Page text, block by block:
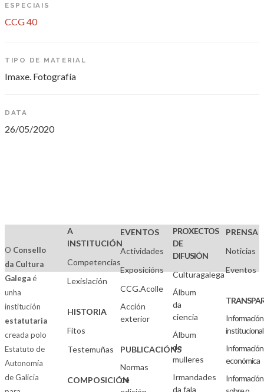
ESPECIAIS
CCG 40
TIPO DE MATERIAL
Imaxe. Fotografía
DATA
26/05/2020
O Consello
da Cultura
Galegaé
unha
institución
estatutaria
creada polo
Estatuto de
Autonomía
de Galicia
A
INSTITUCIÓN
Competencias
Lexislación
HISTORIA
Fitos
Testemuñas
COMPOSICIÓN
EVENTOS
Actividades
Exposicións
CCG.Acolle
Acción
exterior
PUBLICACIÓNS
Normas
de
PROXECTOS
DE
DIFUSIÓN
Culturagalega
Álbum
da
ciencia
Álbum
de
mulleres
Irmandades
da fala
PRENSA
Noticias
Eventos
Información
institucional
Información
económica
Información